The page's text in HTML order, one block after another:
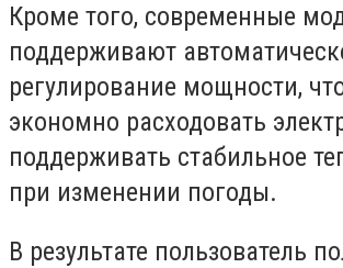
Кроме того, современные
поддерживают
регулирование мощности,
экономно расходовать
поддерживать стабильное
при изменении погоды.
В результате пользователь